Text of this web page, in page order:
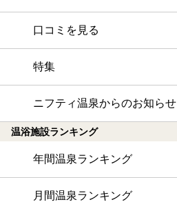
口コミを見る
特集
ニフティ温泉からのお知らせ
温浴施設ランキング
年間温泉ランキング
月間温泉ランキング